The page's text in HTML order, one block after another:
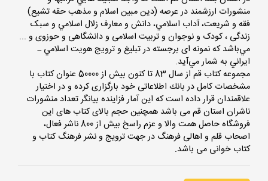
منشورات ارزشمند در عرصه (دين مبين اسلام و مذهب حقه تشيع)
فقه و شريعت، آداب اسلامي، دانش و معارف زلال اسلامي و سبک
زندگی ، کودک و نوجوان و تربیت اسلامی و دانشگاهی و حوزوی و ...
مي‌باشد كه نمونه‌ ای برجسته در تبليغ و ترويج هويت اسلامي ـ
ايراني به شمار مي‌آيد.
مجموعه كتاب قم از سال 83 تا کنون بیش از 50000 عنوان كتاب با
مشخصات كامل در بانك اطلاعاتی خود بارگزاری کرده و در اختیار
علاقمندان قرار داده است که این آمار فزاینده بیانگر تعداد منشورات
ناشران استان قم می باشد همچنین حجم بالای کتاب های این
فروشگاه حاصل همت والا و عزم راسخ بیش از 800 ناشر فعال،
اصحاب قلم و اهالی فرهنگ در جهت ترویج و نشر فرهنگ کتاب و
کتاب خوانی می باشد.